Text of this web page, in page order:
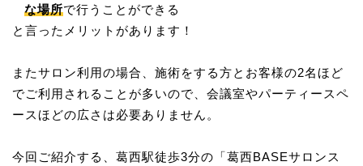
な場所で行うことができる
と言ったメリットがあります！
またサロン利用の場合、施術をする方とお客様の2名ほど
でご利用されることが多いので、会議室やパーティースペ
ースほどの広さは必要ありません。
今回ご紹介する、葛西駅徒歩3分の「葛西BASEサロンス